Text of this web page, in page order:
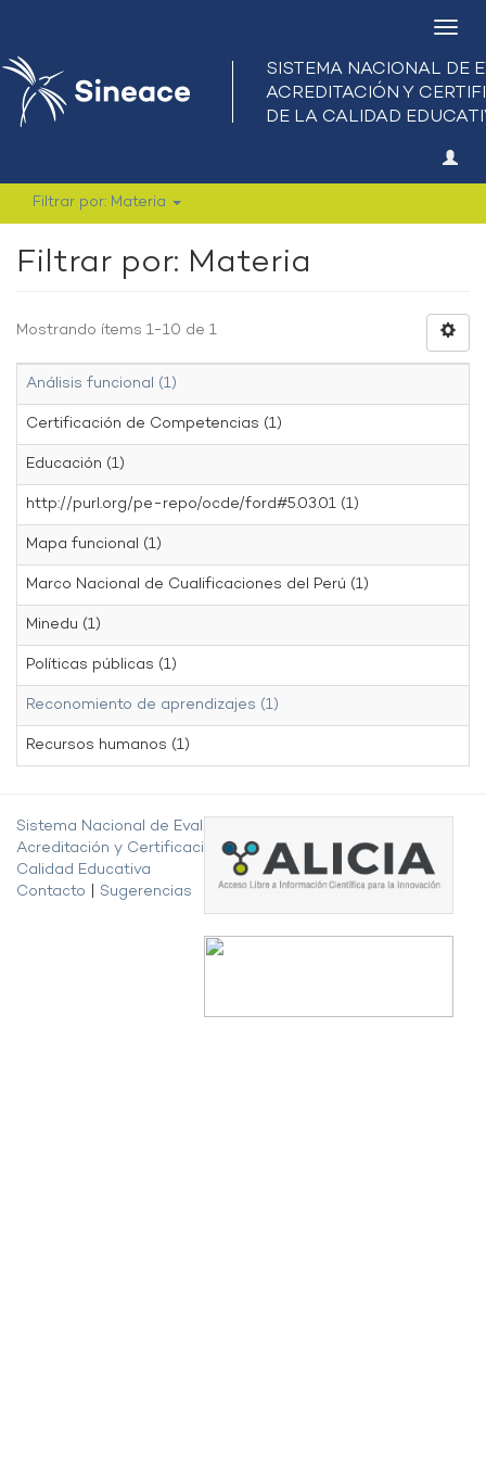
Filtrar por: Materia
Filtrar por: Materia
Mostrando ítems 1-10 de 1
Análisis funcional (1)
Certificación de Competencias (1)
Educación (1)
http://purl.org/pe-repo/ocde/ford#5.03.01 (1)
Mapa funcional (1)
Marco Nacional de Cualificaciones del Perú (1)
Minedu (1)
Políticas públicas (1)
Reconomiento de aprendizajes (1)
Recursos humanos (1)
Sistema Nacional de Evaluación,
Acreditación y Certificación de la
Calidad Educativa
Contacto
Sugerencias